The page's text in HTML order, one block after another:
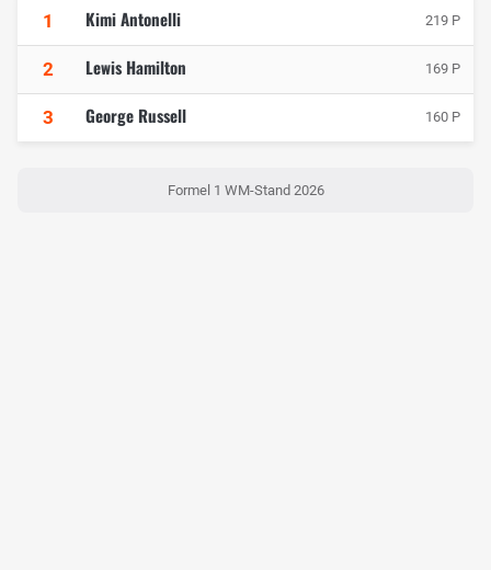
1 Kimi Antonelli 219 P
2 Lewis Hamilton 169 P
3 George Russell 160 P
Formel 1 WM-Stand 2026